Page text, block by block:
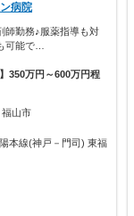
病院
師勤務♪服薬指導も対
可能で…
】350万円～600万円程
福山市
本線(神戸－門司) 東福